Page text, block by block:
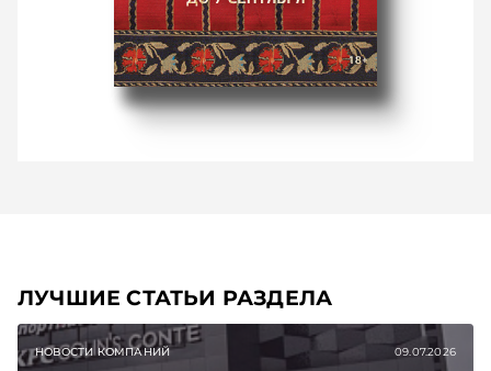
ЛУЧШИЕ СТАТЬИ РАЗДЕЛА
НОВОСТИ КОМПАНИЙ 09.07.2026